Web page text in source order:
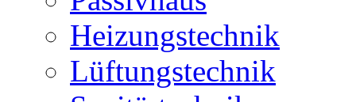
Heizungstechnik
Lüftungstechnik